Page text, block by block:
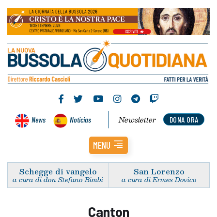
News Noticias DONA ORA
Newsletter
MENU
Schegge di vangelo
a cura di don Stefano Bimbi
San Lorenzo
a cura di Ermes Dovico
Canton